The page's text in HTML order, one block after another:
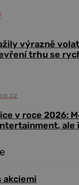
výrazně
trhu se
v roce 2026:
ale
akciemi